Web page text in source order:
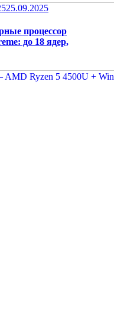
25.09.2025
процессор
до 18 ядер,